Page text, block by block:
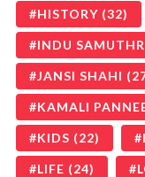
HISTORY (32)
INDU
JANSI SHAHI
KAMALI
KIDS (22)
LIFE (24)